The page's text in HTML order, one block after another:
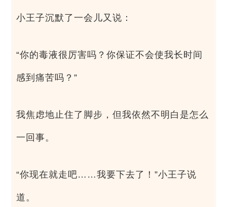
小王子沉默了一会儿又说：
“你的毒液很厉害吗？你保证不会使我长时间
感到痛苦吗？”
我焦虑地止住了脚步，但我依然不明白是怎么
一回事。
“你现在就走吧……我要下去了！”小王子说
道。